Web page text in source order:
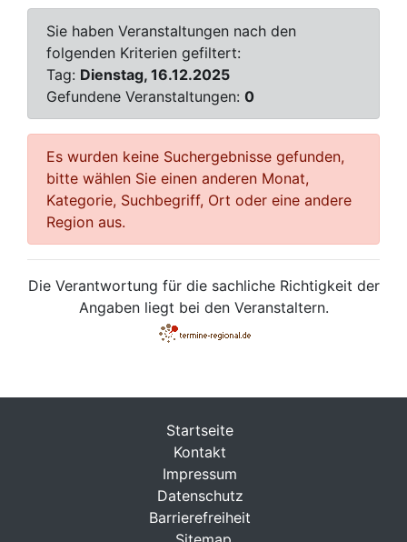
Sie haben Veranstaltungen nach den
folgenden Kriterien gefiltert:
Tag: Dienstag, 16.12.2025
Gefundene Veranstaltungen: 0
Es wurden keine Suchergebnisse gefunden,
bitte wählen Sie einen anderen Monat,
Kategorie, Suchbegriff, Ort oder eine andere
Region aus.
Die Verantwortung für die sachliche Richtigkeit der
Angaben liegt bei den Veranstaltern.
Startseite
Kontakt
Impressum
Datenschutz
Barrierefreiheit